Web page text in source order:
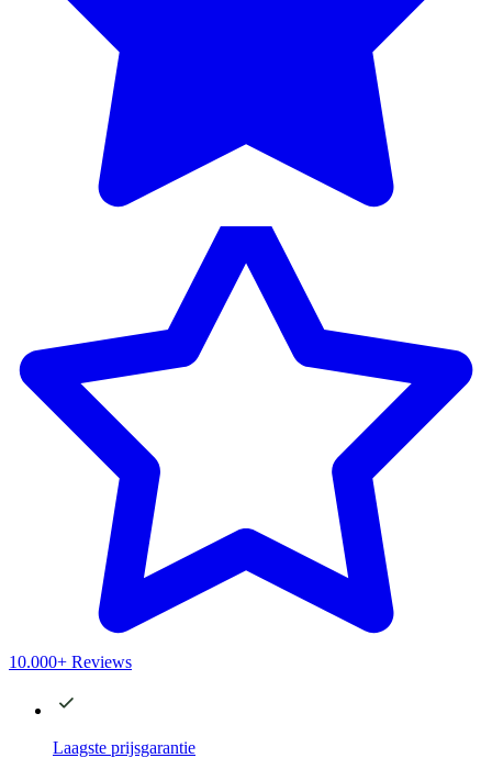
10.000+ Reviews
Laagste prijsgarantie